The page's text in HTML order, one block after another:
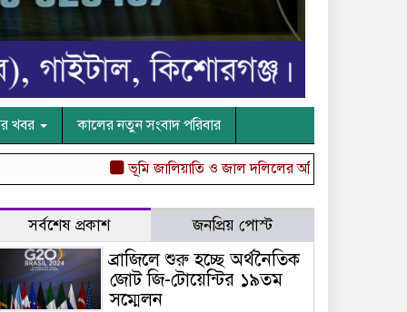
খবর কালের নতুন সংবাদ পরিবার
ভূমি জালিয়াতি ও জাল দলিলের অভিযোগ, জীবনের
সর্বশেষ প্রকাশ জনপ্রিয় পোস্ট
ব্রাজিলে শুরু হচ্ছে অর্থনৈতিক
জোট জি-টোয়েন্টির ১৯তম
সম্মেলন